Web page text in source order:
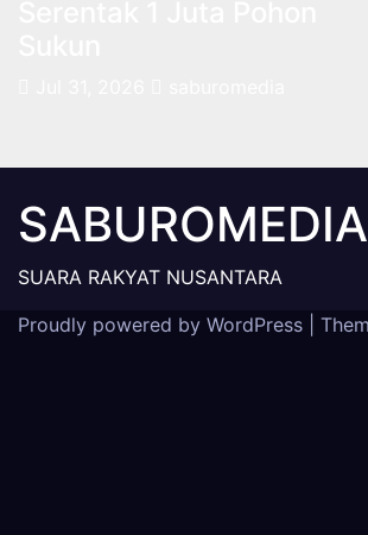
SUARA RAKYAT NUSANTARA
Proudly powered by WordPress